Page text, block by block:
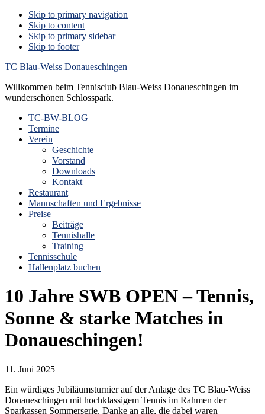
Skip to primary navigation
Skip to content
Skip to primary sidebar
Skip to footer
TC Blau-Weiss Donaueschingen
Willkommen beim Tennisclub Blau-Weiss Donaueschingen im
wunderschönen Schlosspark.
TC-BW-BLOG
Termine
Verein
Geschichte
Vorstand
Downloads
Kontakt
Restaurant
Mannschaften und Ergebnisse
Preise
Beiträge
Tennishalle
Training
Tennisschule
Hallenplatz buchen
10 Jahre SWB OPEN – Tennis,
Sonne & starke Matches in
Donaueschingen!
11. Juni 2025
Ein würdiges Jubiläumsturnier auf der Anlage des TC Blau-Weiss
Donaueschingen mit hochklassigem Tennis im Rahmen der
Sparkassen Sommerserie. Danke an alle, die dabei waren –